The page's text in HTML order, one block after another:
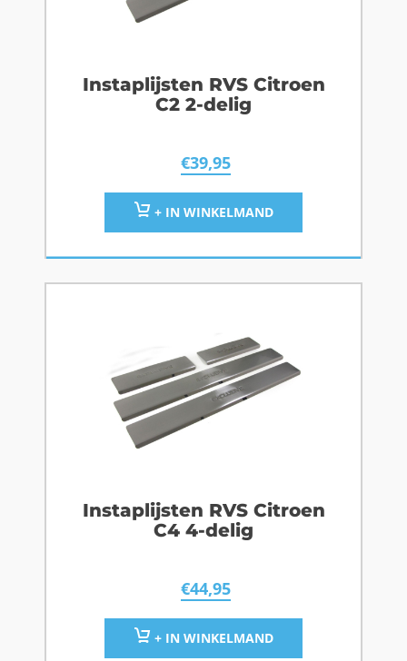
Instaplijsten RVS Citroen
C2 2-delig
€39,95
+ IN WINKELMAND
Instaplijsten RVS Citroen
C4 4-delig
€44,95
+ IN WINKELMAND